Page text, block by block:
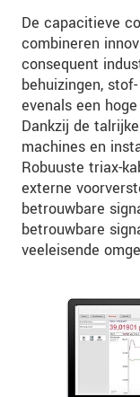
De capacitieve
combineren
consequent
behuizingen,
evenals een
Dankzij de
machines en
Robuuste triax-
externe
betrouwbare
betrouwbare
veeleisende